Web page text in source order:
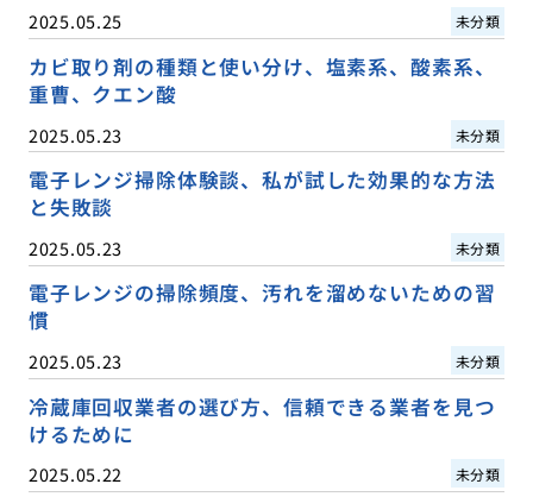
2025.05.25 未分類
カビ取り剤の種類と使い分け、塩素系、酸素系、
重曹、クエン酸
2025.05.23 未分類
電子レンジ掃除体験談、私が試した効果的な方法
と失敗談
2025.05.23 未分類
電子レンジの掃除頻度、汚れを溜めないための習
慣
2025.05.23 未分類
冷蔵庫回収業者の選び方、信頼できる業者を見つ
けるために
2025.05.22 未分類